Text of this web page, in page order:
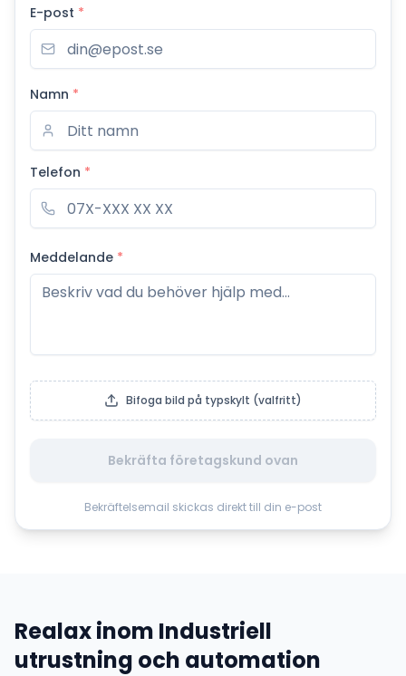
E-post *
Namn *
Telefon *
Meddelande *
Bifoga bild på typskylt (valfritt)
Bekräfta företagskund ovan
Bekräftelsemail skickas direkt till din e-post
Realaxinom Industriell
utrustning och automation